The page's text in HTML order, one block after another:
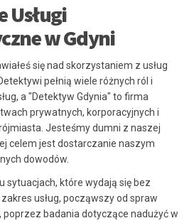
Usługi
w Gdyni
się nad skorzystaniem z usług
pełnią wiele różnych ról i
a "Detektyw Gdynia" to firma
prywatnych, korporacyjnych i
Jesteśmy dumni z naszej
celem jest dostarczanie naszym
dowodów.
sytuacjach, które wydają się bez
usług, począwszy od spraw
poprzez badania dotyczące nadużyć w